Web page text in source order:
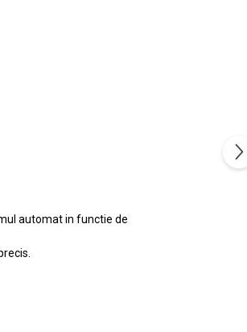
automat in functie de